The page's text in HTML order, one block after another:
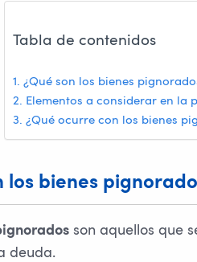
Tabla de contenidos
¿Qué son los bienes
Elementos a considerar en la
¿Qué ocurre con los bienes
los bienes
son aquellos que
deuda.